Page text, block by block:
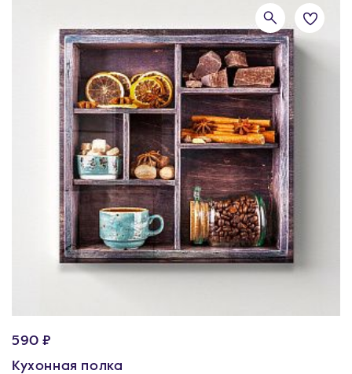
590 ₽
Кухонная полка